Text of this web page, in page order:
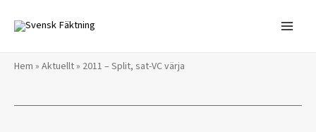
innehåll
Hem » Aktuellt» 2011 – Split, sat-VC värja